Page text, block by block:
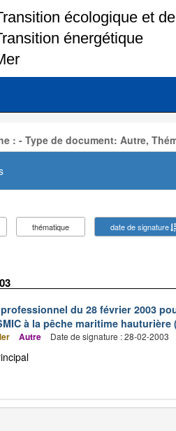
: - Type de document: Autre,
thématique
date de signature
du 28 février 2003
à la pêche maritime
Autre Date de signature : 28-02-2003